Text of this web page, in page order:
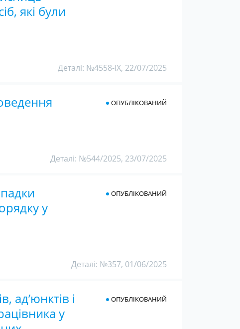
які були
Деталі: №4558-IX, 22/07/2025
ОПУБЛІКОВАНИЙ
Деталі: №544/2025, 23/07/2025
у
ОПУБЛІКОВАНИЙ
Деталі: №357, 01/06/2025
ад’юнктів і
у
ОПУБЛІКОВАНИЙ